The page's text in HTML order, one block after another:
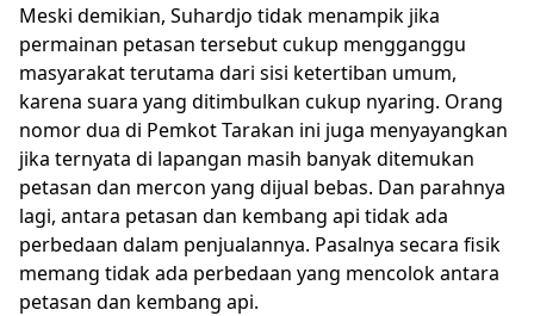
Meski demikian, Suhardjo tidak menampik jika
permainan petasan tersebut cukup mengganggu
masyarakat terutama dari sisi ketertiban umum,
karena suara yang ditimbulkan cukup nyaring. Orang
nomor dua di Pemkot Tarakan ini juga menyayangkan
jika ternyata di lapangan masih banyak ditemukan
petasan dan mercon yang dijual bebas. Dan parahnya
lagi, antara petasan dan kembang api tidak ada
perbedaan dalam penjualannya. Pasalnya secara fisik
memang tidak ada perbedaan yang mencolok antara
petasan dan kembang api.